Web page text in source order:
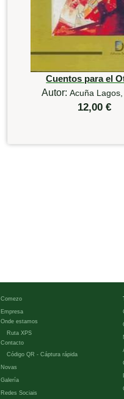
Cuentos para el
Autor:Acuña
12,00 €
Comezo
Empresa
Onde estamos
Ruta XPS
Contacto
Código QR - Cáptura rápida
Novas
Galería
Redes Sociais